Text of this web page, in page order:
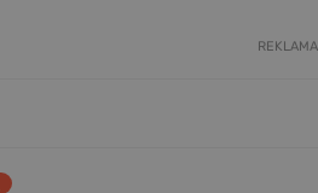
REKLAMA